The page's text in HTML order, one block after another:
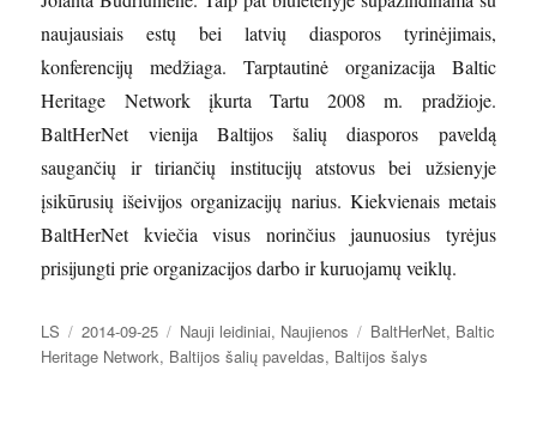
naujausiais estų bei latvių diasporos tyrinėjimais,
konferencijų medžiaga. Tarptautinė organizacija Baltic
Heritage Network įkurta Tartu 2008 m. pradžioje.
BaltHerNet vienija Baltijos šalių diasporos paveldą
saugančių ir tiriančių institucijų atstovus bei užsienyje
įsikūrusių išeivijos organizacijų narius. Kiekvienais metais
BaltHerNet kviečia visus norinčius jaunuosius tyrėjus
prisijungti prie organizacijos darbo ir kuruojamų veiklų.
Autorius
LS Paskelbta
2014-09-25 Kategorijos
Nauji leidiniai, Naujienos Žymos
BaltHerNet, Baltic
Heritage Network, Baltijos šalių paveldas, Baltijos šalys